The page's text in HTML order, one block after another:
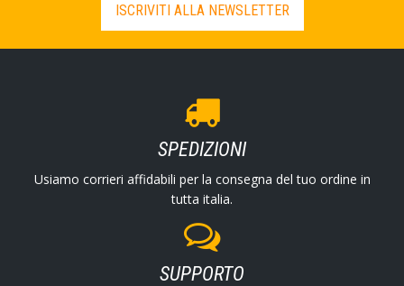
ISCRIVITI ALLA NEWSLETTER
SPEDIZIONI
Usiamo corrieri affidabili per la consegna del tuo ordine in
tutta italia.
SUPPORTO